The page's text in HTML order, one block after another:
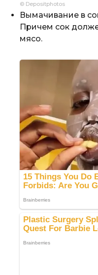
© Depositphotos
Вымачивание в
Причем сок
мясо.